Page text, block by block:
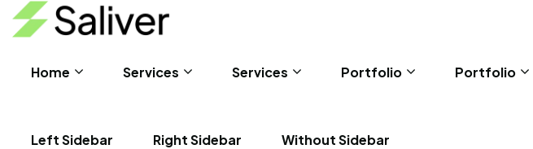
Home Services Services Portfolio Portfolio
Left Sidebar Right Sidebar Without Sidebar